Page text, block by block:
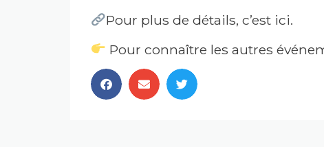
Pour plus de détails, c’est ici.
Pour connaître les autres